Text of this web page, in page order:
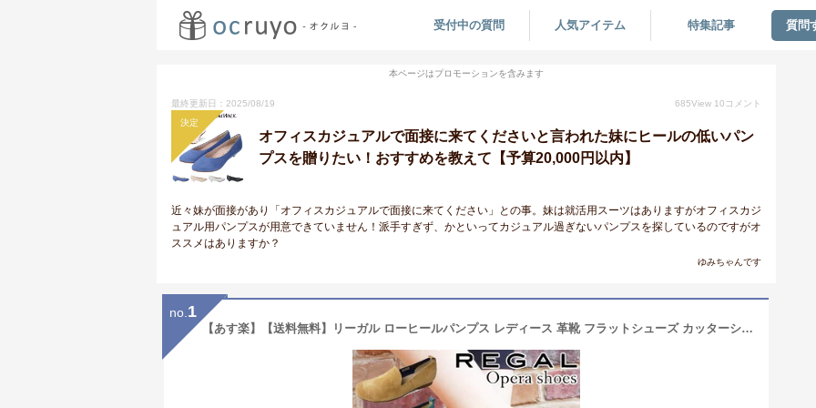
受付中の質問 人気アイテム 特集記事 質問
本ページはプロモーションを含みます
最終更新日：2025/08/19 685View 10 コメント
決定
オフィスカジュアルで面接に来てくださいと言われた妹にヒールの低いパン
プスを贈りたい！おすすめを教えて【予算20,000円以内】
近々妹が面接があり「オフィスカジュアルで面接に来てください」との事。妹は就活用スーツはありますがオフィスカジ
ュアル用パンプスが用意できていません！派手すぎず、かといってカジュアル過ぎないパンプスを探しているのですがオ
ススメはありますか？
ゆみちゃんです
no. 1
【あす楽】【送料無料】リーガル ローヒールパンプス レディース 革靴 フラットシューズ カッターシューズ 本革 歩きやすい 痛くない ぺたんこ靴 ベージュ ブルー ネイビー スエード オニグリ チャンキーヒール 太ヒール ヒール約2cm F24M evid